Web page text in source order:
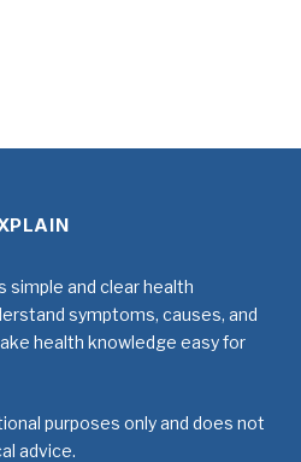
simple and clear health
symptoms, causes, and
health knowledge easy for
purposes only and does not
advice.